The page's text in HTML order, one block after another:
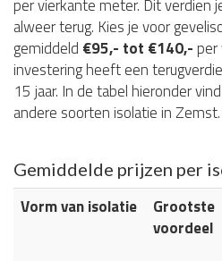
per vierkante meter. Dit verdien
alweer terug. Kies je voor
gemiddeld €95,- tot €140,-
investering heeft een
15 jaar. In de tabel hieronder
andere soorten isolatie in Zemst.
Gemiddelde prijzen per
Vorm van isolatie
Grootste
voordeel